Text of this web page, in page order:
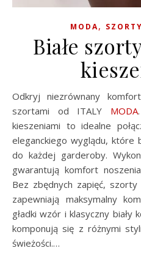
MODA,
Białe
Odkryj niezrównany komfort i styl z naszymi białymi
szortami od ITALY MODA
kieszeniami to idealne
eleganckiego wyglądu, które
do każdej garderoby.
gwarantują komfort
Bez zbędnych zapięć,
zapewniają maksymalny
gładki wzór i klasyczny biały
komponują się z różnymi
świeżości.…